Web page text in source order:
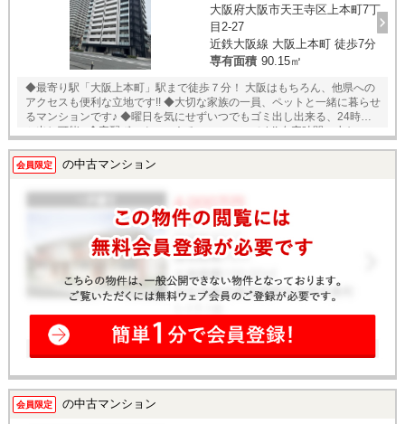
大阪府大阪市天王寺区上本町7丁
目2-27
近鉄大阪線 大阪上本町 徒歩7分
専有面積 90.15㎡
◆最寄り駅「大阪上本町」駅まで徒歩７分！ 大阪はもちろん、他県への
アクセスも便利な立地です!! ◆大切な家族の一員、ペットと一緒に暮らせ
るマンションです♪ ◆曜日を気にせずいつでもゴミ出し出来る、24時間ゴ
ミ出し可能♪ ◆宅配ボックスのあるマンションです!! 在宅時間の少ない、
有面積90㎡のお部屋!! ◆後片付けの時間を短縮できる、食器洗浄機能付き
キッチン♪ ◆リビングに床暖房あり!! 足元からポカポカ、暖をとっている
ペットの姿に癒されます♪ ◆南東角部屋!! ◆バスタイムの時間が楽しくな
前にご連絡下さいませ☆ ◎当社ではネットで他社様が広告している物件
も同時に紹介・案内可能です。 併せて内覧を希望される際は、物件名を
担当者までお申し付け下さい。
会員限定 の中古マンション
会員限定 の中古マンション